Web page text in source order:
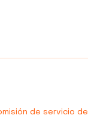
de servicio de